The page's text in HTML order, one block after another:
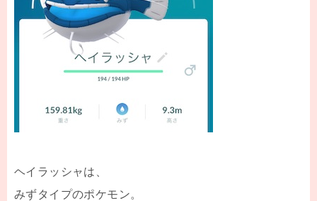
ヘイラッシャは、
みずタイプのポケモン。